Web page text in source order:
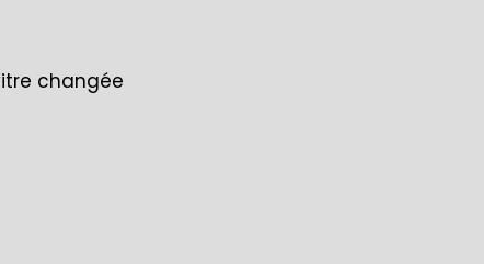
changée